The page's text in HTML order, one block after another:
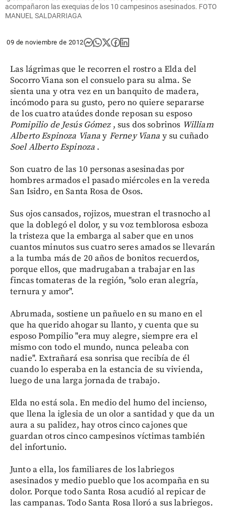
acompañaron las exequias de los 10 campesinos asesinados. FOTO
MANUEL SALDARRIAGA
09 de noviembre de 2012
Las lágrimas que le recorren el rostro a Elda del
Socorro Viana son el consuelo para su alma. Se
sienta una y otra vez en un banquito de madera,
incómodo para su gusto, pero no quiere separarse
de los cuatro ataúdes donde reposan su esposo
Pomipilio de Jesús Gómez, sus dos sobrinos William
Alberto Espinoza Vianay Ferney Viana y su cuñado
Soel Alberto Espinoza .
Son cuatro de las 10 personas asesinadas por
hombres armados el pasado miércoles en la vereda
San Isidro, en Santa Rosa de Osos.
Sus ojos cansados, rojizos, muestran el trasnocho al
que la doblegó el dolor, y su voz temblorosa esboza
la tristeza que la embarga al saber que en unos
cuantos minutos sus cuatro seres amados se llevarán
a la tumba más de 20 años de bonitos recuerdos,
porque ellos, que madrugaban a trabajar en las
fincas tomateras de la región, "solo eran alegría,
ternura y amor".
Abrumada, sostiene un pañuelo en su mano en el
que ha querido ahogar su llanto, y cuenta que su
esposo Pompilio "era muy alegre, siempre era el
mismo con todo el mundo, nunca peleaba con
nadie". Extrañará esa sonrisa que recibía de él
cuando lo esperaba en la estancia de su vivienda,
luego de una larga jornada de trabajo.
Elda no está sola. En medio del humo del incienso,
que llena la iglesia de un olor a santidad y que da un
aura a su palidez, hay otros cinco cajones que
guardan otros cinco campesinos víctimas también
del infortunio.
Junto a ella, los familiares de los labriegos
asesinados y medio pueblo que los acompaña en su
dolor. Porque todo Santa Rosa acudió al repicar de
las campanas. Todo Santa Rosa lloró a sus labriegos.